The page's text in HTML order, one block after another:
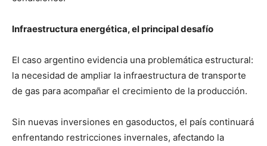
Infraestructura energética, el principal desafío
El caso argentino evidencia una problemática estructural:
la necesidad de ampliar la infraestructura de transporte
de gas para acompañar el crecimiento de la producción.
Sin nuevas inversiones en gasoductos, el país continuará
enfrentando restricciones invernales, afectando la